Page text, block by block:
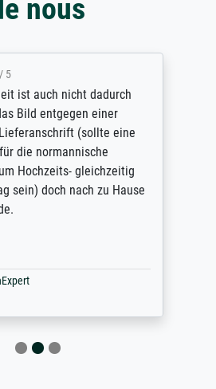
nous
5
ist auch nicht dadurch
Bild entgegen einer
(sollte eine
die normannische
Hochzeits- gleichzeitig
sein) doch nach zu Hause